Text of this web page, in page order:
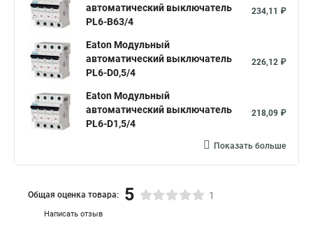
автоматический выключатель
PL6-B63/4
234,11 ₽
Eaton Модульный
автоматический выключатель
PL6-D0,5/4
226,12 ₽
Eaton Модульный
автоматический выключатель
PL6-D1,5/4
218,09 ₽
Показать больше
Написать отзыв
Общая оценка товара: 5 1